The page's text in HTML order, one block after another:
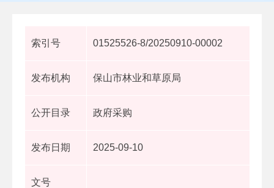
索引号 01525526-8/20250910-00002
发布机构 保山市林业和草原局
公开目录 政府采购
发布日期 2025-09-10
文号